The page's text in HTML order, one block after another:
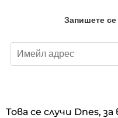
Това се случи Dnes,